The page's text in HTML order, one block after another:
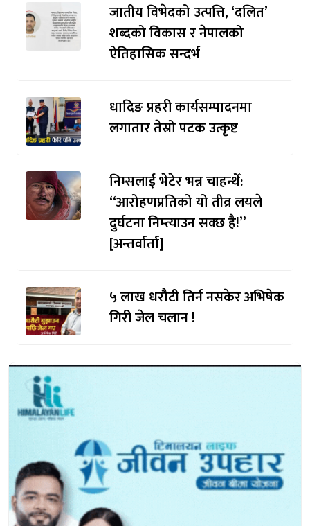
जातीय विभेदको उत्पत्ति, ‘दलित’
शब्दको विकास र नेपालको
ऐतिहासिक सन्दर्भ
धादिङ प्रहरी कार्यसम्पादनमा
लगातार तेस्रो पटक उत्कृष्ट
निम्सलाई भेटेर भन्न चाहन्थेँ:
“आरोहणप्रतिको यो तीव्र लयले
दुर्घटना निम्त्याउन सक्छ है!”
[अन्तर्वार्ता]
५ लाख धरौटी तिर्न नसकेर अभिषेक
गिरी जेल चलान !